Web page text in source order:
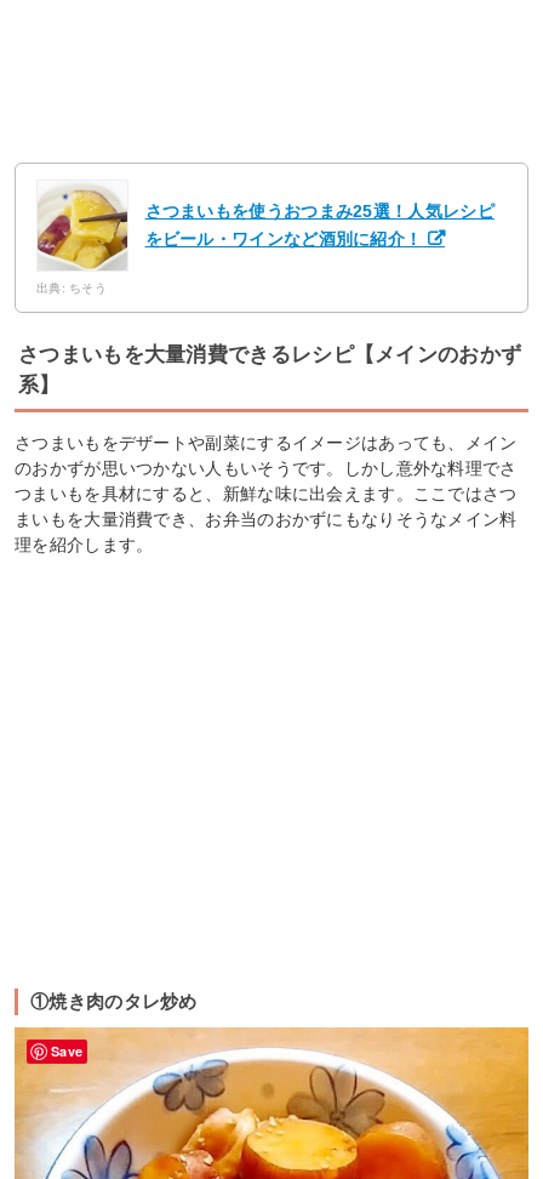
さつまいもを使うおつまみ25選！人気レシピ
をビール・ワインなど酒別に紹介！
出典: ちそう
さつまいもを大量消費できるレシピ【メインのおかず
系】
さつまいもをデザートや副菜にするイメージはあっても、メイン
のおかずが思いつかない人もいそうです。しかし意外な料理でさ
つまいもを具材にすると、新鮮な味に出会えます。ここではさつ
まいもを大量消費でき、お弁当のおかずにもなりそうなメイン料
理を紹介します。
①焼き肉のタレ炒め
Save